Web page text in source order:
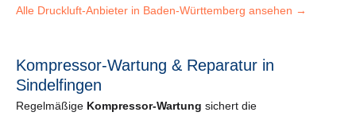
Alle Druckluft-Anbieter in Baden-Württemberg ansehen →
Kompressor-Wartung & Reparatur in
Sindelfingen
Regelmäßige Kompressor-Wartung sichert die